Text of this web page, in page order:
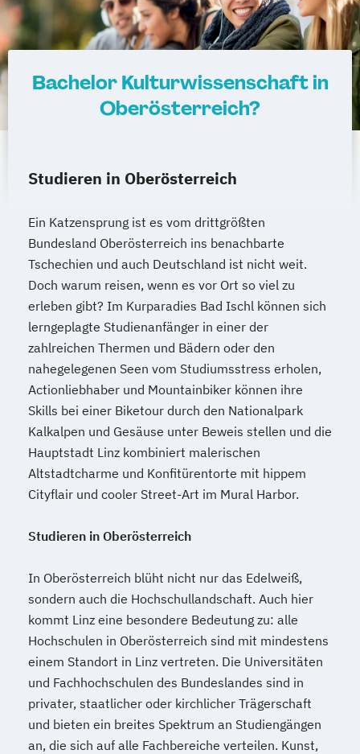
Bachelor Kulturwissenschaft in
Oberösterreich?
Studieren in Oberösterreich
Ein Katzensprung ist es vom drittgrößten
Bundesland Oberösterreich ins benachbarte
Tschechien und auch Deutschland ist nicht weit.
Doch warum reisen, wenn es vor Ort so viel zu
erleben gibt? Im Kurparadies Bad Ischl können sich
lerngeplagte Studienanfänger in einer der
zahlreichen Thermen und Bädern oder den
nahegelegenen Seen vom Studiumsstress erholen,
Actionliebhaber und Mountainbiker können ihre
Skills bei einer Biketour durch den Nationalpark
Kalkalpen und Gesäuse unter Beweis stellen und die
Hauptstadt Linz kombiniert malerischen
Altstadtcharme und Konfitürentorte mit hippem
Cityflair und cooler Street-Art im Mural Harbor.
Studieren in Oberösterreich
In Oberösterreich blüht nicht nur das Edelweiß,
sondern auch die Hochschullandschaft. Auch hier
kommt Linz eine besondere Bedeutung zu: alle
Hochschulen in Oberösterreich sind mit mindestens
einem Standort in Linz vertreten. Die Universitäten
und Fachhochschulen des Bundeslandes sind in
privater, staatlicher oder kirchlicher Trägerschaft
und bieten ein breites Spektrum an Studiengängen
an, die sich auf alle Fachbereiche verteilen. Kunst,